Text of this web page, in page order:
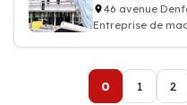
46 avenue
Entreprise de
0 1 2